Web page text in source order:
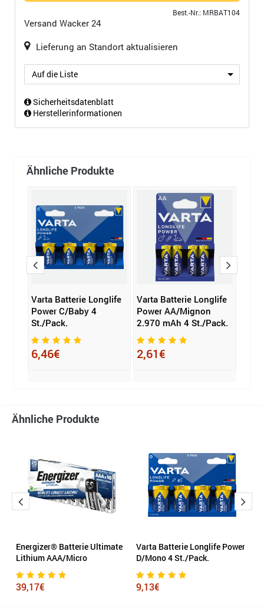
Best.-Nr.: MRBAT104
Versand Wacker 24
Lieferung an Standort aktualisieren
Auf die Liste
Sicherheitsdatenblatt
Herstellerinformationen
Ähnliche Produkte
Varta Batterie Longlife
Power C/Baby 4
St./Pack.
6,46€
Varta Batterie Longlife
Power AA/Mignon
2.970 mAh 4 St./Pack.
2,61€
Ähnliche Produkte
Energizer® Batterie Ultimate
Lithium AAA/Micro
39,17€
Varta Batterie Longlife Power
D/Mono 4 St./Pack.
9,13€